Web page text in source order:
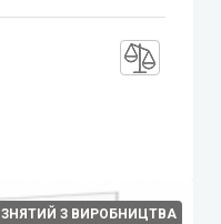
ЗНЯТИЙ З ВИРОБНИЦТВА